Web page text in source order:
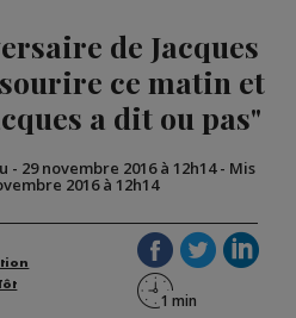
de Jacques
ce matin et
a dit ou pas"
- 29 novembre 2016 à 12h14- Mis
2016 à 12h14